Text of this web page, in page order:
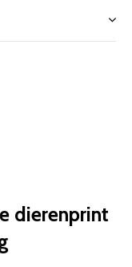
dierenprint